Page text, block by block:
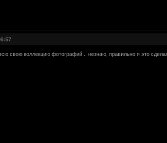
свою коллекцию фотографий... незнаю, правильно я это сделал